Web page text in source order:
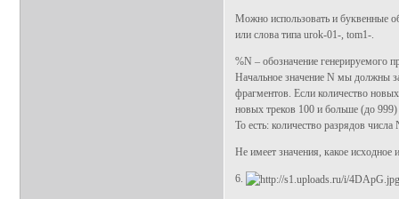
Можно использовать и буквенные
или слова типа urok-01-, tom1-.
%N – обозначение генерируемого
Начальное значение N мы должны
фрагментов. Если количество
новых треков 100 и больше (до
То есть: количество разрядов
Не имеет значения, какое
6.